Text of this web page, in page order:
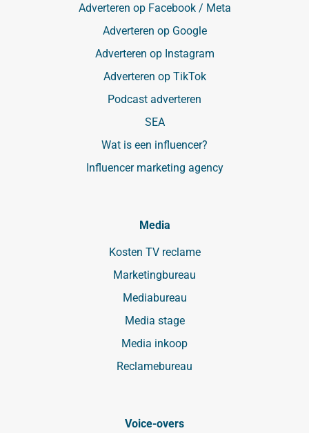
Adverteren op Facebook / Meta
Adverteren op Google
Adverteren op Instagram
Adverteren op TikTok
Podcast adverteren
SEA
Wat is een influencer?
Influencer marketing agency
Media
Kosten TV reclame
Marketingbureau
Mediabureau
Media stage
Media inkoop
Reclamebureau
Voice-overs